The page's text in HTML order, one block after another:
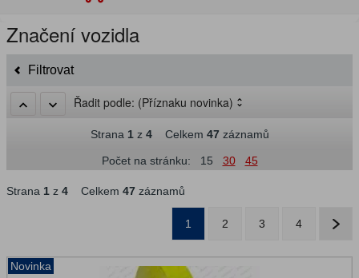
Značení vozidla
Filtrovat
Řadit podle: (Příznaku novinka)
Strana 1z 4Celkem 47záznamů
Počet na stránku: 15 30 45
Strana 1 z 4 Celkem 47 záznamů
1 2 3 4
Novinka